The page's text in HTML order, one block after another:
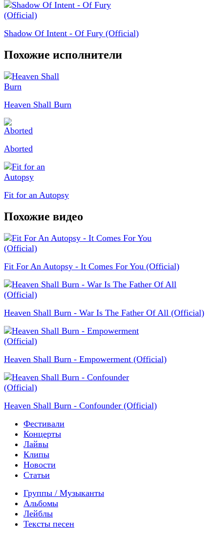
Shadow Of Intent - Of Fury (Official)
Похожие исполнители
Heaven Shall Burn
Aborted
Fit for an Autopsy
Похожие видео
Fit For An Autopsy - It Comes For You (Official)
Heaven Shall Burn - War Is The Father Of All (Official)
Heaven Shall Burn - Empowerment (Official)
Heaven Shall Burn - Confounder (Official)
Фестивали
Концерты
Лайвы
Клипы
Новости
Статьи
Группы / Музыканты
Альбомы
Лейблы
Тексты песен